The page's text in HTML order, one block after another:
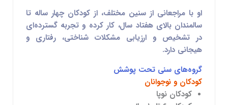
او با مراجعانی از سنین مختلف، از کودکان چهار ساله تا
سالمندان بالای هفتاد سال، کار کرده و تجربه گسترده‌ای
در تشخیص و ارزیابی مشکلات شناختی، رفتاری و
هیجانی دارد.
گروه‌های سنی تحت پوشش
کودکان و نوجوانان
کودکان نوپا